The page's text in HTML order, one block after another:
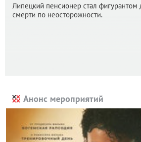
Липецкий пенсионер стал фигурантом
смерти по неосторожности.
Анонс мероприятий